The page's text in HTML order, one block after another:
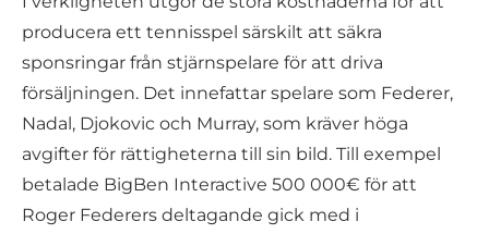
producera ett tennisspel särskilt att säkra
sponsringar från stjärnspelare för att driva
försäljningen. Det innefattar spelare som Federer,
Nadal, Djokovic och Murray, som kräver höga
avgifter för rättigheterna till sin bild. Till exempel
betalade BigBen Interactive 500 000€ för att
Roger Federers deltagande gick med i